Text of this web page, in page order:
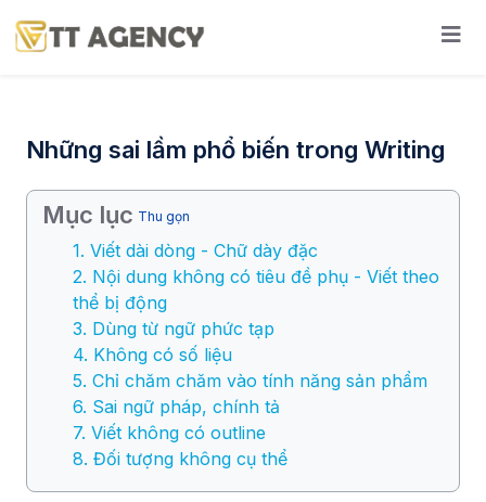
Những sai lầm phổ biến trong Writing
Mục lục Thu gọn
1. Viết dài dòng - Chữ dày đặc
2. Nội dung không có tiêu đề phụ - Viết theo
thể bị động
3. Dùng từ ngữ phức tạp
4. Không có số liệu
5. Chỉ chăm chăm vào tính năng sản phẩm
6. Sai ngữ pháp, chính tả
7. Viết không có outline
8. Đối tượng không cụ thể